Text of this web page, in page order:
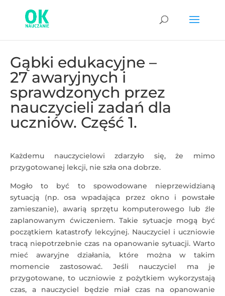
Gąbki edukacyjne –
27 awaryjnych i
sprawdzonych przez
nauczycieli zadań dla
uczniów. Część 1.
Każdemu nauczycielowi zdarzyło się, że mimo
przygotowanej lekcji, nie szła ona dobrze.
Mogło to być to spowodowane nieprzewidzianą
sytuacją (np. osa wpadająca przez okno i powstałe
zamieszanie), awarią sprzętu komputerowego lub źle
zaplanowanym ćwiczeniem. Takie sytuacje mogą być
początkiem katastrofy lekcyjnej. Nauczyciel i uczniowie
tracą niepotrzebnie czas na opanowanie sytuacji. Warto
mieć awaryjne działania, które można w takim
momencie zastosować. Jeśli nauczyciel ma je
przygotowane, to uczniowie z pożytkiem wykorzystają
czas, a nauczyciel będzie miał czas na opanowanie